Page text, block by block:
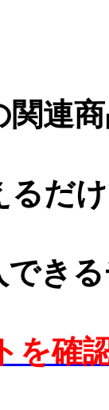
関連
るだ
き
を確